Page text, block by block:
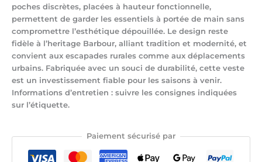
poches discrètes, placées à hauteur fonctionnelle,
permettent de garder les essentiels à portée de main sans
compromettre l’esthétique dépouillée. Le design reste
fidèle à l’heritage Barbour, alliant tradition et modernité, et
convient aux escapades rurales comme aux déplacements
urbains. Fabriquée avec un souci de durabilité, cette veste
est un investissement fiable pour les saisons à venir.
Informations d’entretien : suivre les consignes indiquées
sur l’étiquette.
Paiement sécurisé par